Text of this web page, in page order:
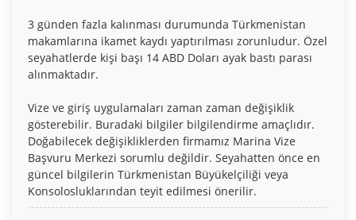
3 günden fazla kalınması durumunda Türkmenistan
makamlarına ikamet kaydı yaptırılması zorunludur. Özel
seyahatlerde kişi başı 14 ABD Doları ayak bastı parası
alınmaktadır.
Vize ve giriş uygulamaları zaman zaman değişiklik
gösterebilir. Buradaki bilgiler bilgilendirme amaçlıdır.
Doğabilecek değişikliklerden firmamız Marina Vize
Başvuru Merkezi sorumlu değildir. Seyahatten önce en
güncel bilgilerin Türkmenistan Büyükelçiliği veya
Konsolosluklarından teyit edilmesi önerilir.